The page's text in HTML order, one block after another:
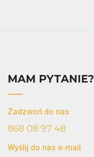
MAM PYTANIE?
Zadzwoń do nas
868 08 97 48
Wyślij do nas e-mail